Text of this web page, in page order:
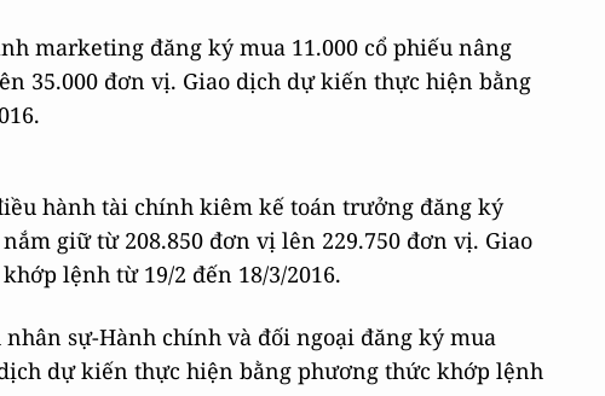
marketing đăng ký mua 11.000 cổ phiếu nâng
35.000 đơn vị. Giao dịch dự kiến thực hiện bằng
hành tài chính kiêm kế toán trưởng đăng ký
giữ từ 208.850 đơn vị lên 229.750 đơn vị. Giao
lệnh từ 19/2 đến 18/3/2016.
sự-Hành chính và đối ngoại đăng ký mua
dự kiến thực hiện bằng phương thức khớp lệnh